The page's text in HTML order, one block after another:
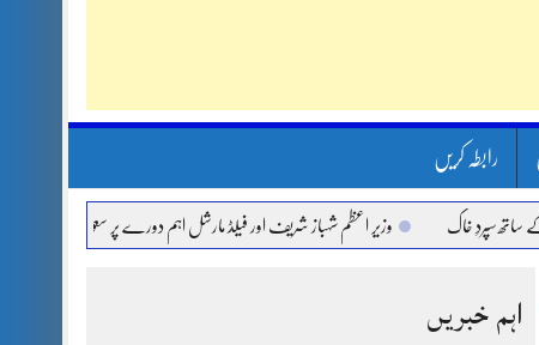
رابطہ کریں
خاک وزیر اعظم شہباز شریف اور فیلڈ مارشل اہم دورے پر سعودی عرب روانہ
اہم خبریں